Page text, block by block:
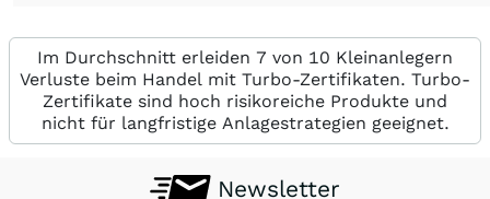
Im Durchschnitt erleiden 7 von 10 Kleinanlegern
Verluste beim Handel mit Turbo-Zertifikaten. Turbo-
Zertifikate sind hoch risikoreiche Produkte und
nicht für langfristige Anlagestrategien geeignet.
Newsletter